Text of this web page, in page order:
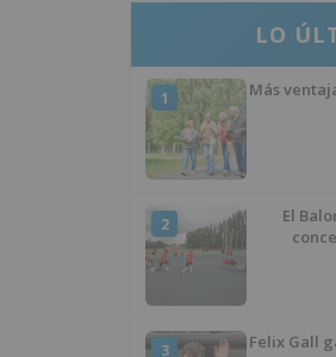
LO
1 Más
2
El
3
Felix Gall